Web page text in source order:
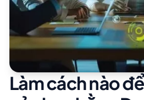
Làm cách nào